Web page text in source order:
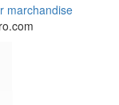
marchandise